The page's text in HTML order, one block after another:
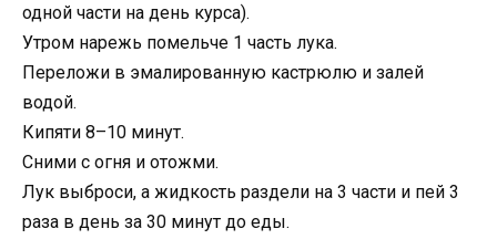
одной части на день курса).
Утром нарежь помельче 1 часть лука.
Переложи в эмалированную кастрюлю и залей
водой.
Кипяти 8–10 минут.
Сними с огня и отожми.
Лук выброси, а жидкость раздели на 3 части и пей 3
раза в день за 30 минут до еды.